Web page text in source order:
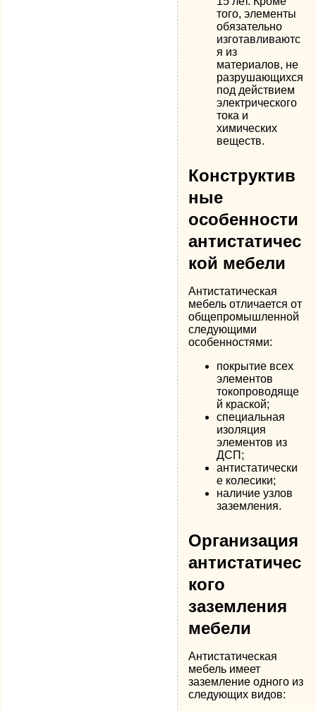
того, элементы
обязательно
изготавливаютс
я из
материалов, не
разрушающихся
под действием
электрического
тока и
химических
веществ.
Конструктив
ные
особенности
антистатичес
кой мебели
Антистатическая
мебель отличается от
общепромышленной
следующими
особенностями:
покрытие всех
элементов
токопроводяще
й краской;
специальная
изоляция
элементов из
ДСП;
антистатически
е колесики;
наличие узлов
заземления.
Организация
антистатичес
кого
заземления
мебели
Антистатическая
мебель имеет
заземление одного из
следующих видов: